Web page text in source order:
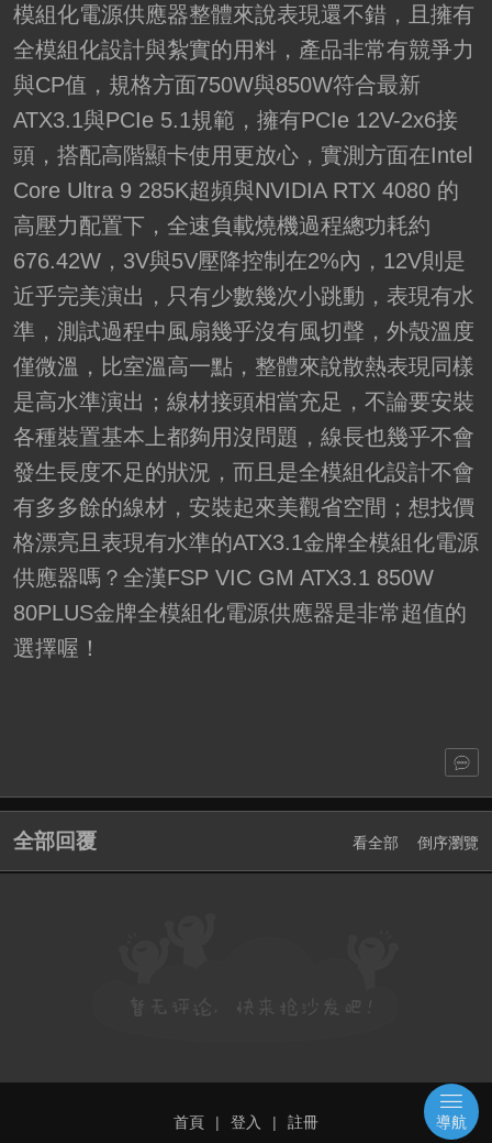
模組化電源供應器整體來說表現還不錯，且擁有
全模組化設計與紮實的用料，產品非常有競爭力
與CP值，規格方面750W與850W符合最新
ATX3.1與PCIe 5.1規範，擁有PCIe 12V-2x6接
頭，搭配高階顯卡使用更放心，實測方面在Intel
Core Ultra 9 285K超頻與NVIDIA RTX 4080 的
高壓力配置下，全速負載燒機過程總功耗約
676.42W，3V與5V壓降控制在2%內，12V則是
近乎完美演出，只有少數幾次小跳動，表現有水
準，測試過程中風扇幾乎沒有風切聲，外殼溫度
僅微溫，比室溫高一點，整體來說散熱表現同樣
是高水準演出；線材接頭相當充足，不論要安裝
各種裝置基本上都夠用沒問題，線長也幾乎不會
發生長度不足的狀況，而且是全模組化設計不會
有多多餘的線材，安裝起來美觀省空間；想找價
格漂亮且表現有水準的ATX3.1金牌全模組化電源
供應器嗎？全漢FSP VIC GM ATX3.1 850W
80PLUS金牌全模組化電源供應器是非常超值的
選擇喔！
全部回覆 看全部 倒序瀏覽
首頁 | 登入 | 註冊 導航